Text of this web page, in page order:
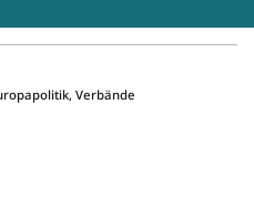
Verbände